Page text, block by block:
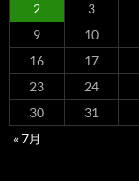
2
3
9
10
16
17
23
24
30
31
« 7月